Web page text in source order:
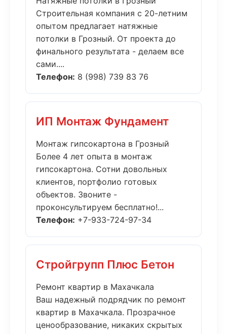
Строительная компания с 20-летним
опытом предлагает натяжные
потолки в Грозный. От проекта до
финального результата - делаем все
сами....
Телефон: 8 (998) 739 83 76
ИП Монтаж Фундамент
Монтаж гипсокартона в Грозный
Более 4 лет опыта в монтаж
гипсокартона. Сотни довольных
клиентов, портфолио готовых
объектов. Звоните -
проконсультируем бесплатно!...
Телефон: +7-933-724-97-34
Стройгрупп Плюс Бетон
Ремонт квартир в Махачкала
Ваш надежный подрядчик по ремонт
квартир в Махачкала. Прозрачное
ценообразование, никаких скрытых